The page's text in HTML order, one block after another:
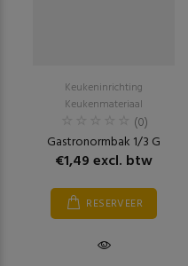
Keukeninrichting
Keukenmateriaal
(0)
Gastronormbak 1/3 G
€1,49 excl. btw
RESERVEER